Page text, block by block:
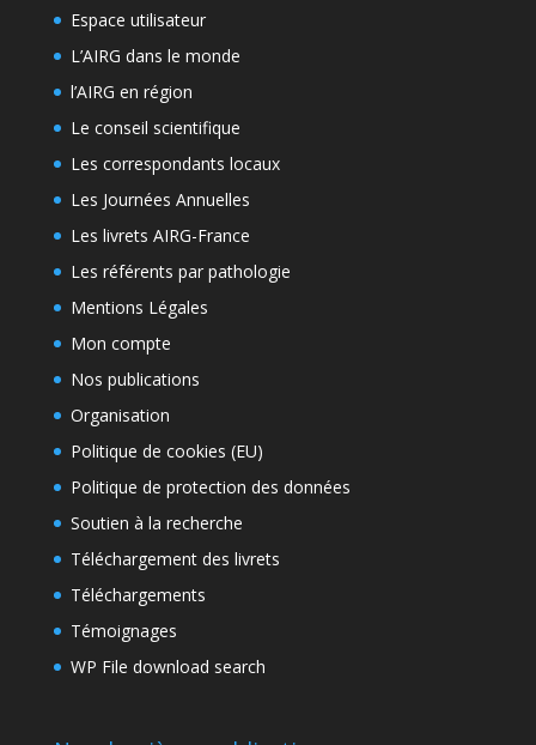
Espace utilisateur
L’AIRG dans le monde
l’AIRG en région
Le conseil scientifique
Les correspondants locaux
Les Journées Annuelles
Les livrets AIRG-France
Les référents par pathologie
Mentions Légales
Mon compte
Nos publications
Organisation
Politique de cookies (EU)
Politique de protection des données
Soutien à la recherche
Téléchargement des livrets
Téléchargements
Témoignages
WP File download search